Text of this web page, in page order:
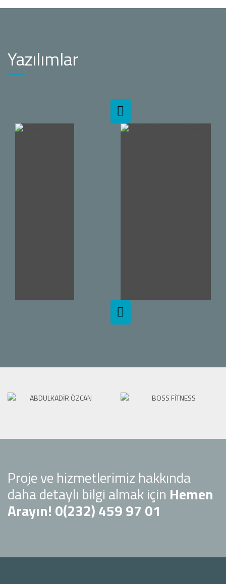
Yazılımlar
Proje ve hizmetlerimiz hakkında
daha detaylı bilgi almak için Hemen
Arayın! 0(232) 459 97 01